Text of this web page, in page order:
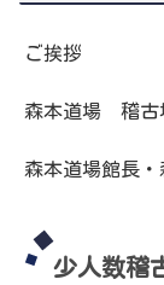
ご挨拶
森本道場 稽古
森本道場館長
少人数稽